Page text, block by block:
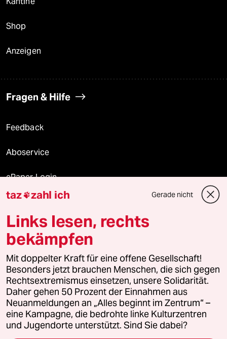
Shop
Anzeigen
Fragen & Hilfe
Feedback
Aboservice
ePaper Login
Downloads für Abonnierende
© 2026 taz Verlags und Vertriebs GmbH
Alle Rechte vorbehalten. Bei rechtlichen Fragen oder für Genehmigungen
wenden Sie sich bitte an
lizenzen@taz.de
Feedback Redaktionsstatut Kommune-Richtlinien
Leitlinie Informant Datenschutz Impressum AGB
taz zahl ich Gerade nicht
Links lesen, rechts
bekämpfen
Mit doppelter Kraft für eine offene Gesellschaft!
Besonders jetzt brauchen Menschen, die sich gegen
Rechtsextremismus einsetzen, unsere Solidarität.
Daher gehen 50 Prozent der Einnahmen aus
Neuanmeldungen an „Alles beginnt im Zentrum“ –
eine Kampagne, die bedrohte linke Kulturzentren
und Jugendorte unterstützt. Sind Sie dabei?